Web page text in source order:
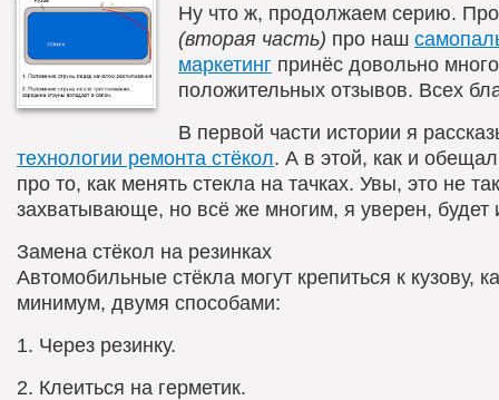
Ну что ж, продолжаем серию.
(вторая часть) про наш
маркетинг принёс довольно много
положительных отзывов. Всех
В первой части истории я
технологии ремонта стёкол. А в этой, как и
про то, как менять стекла на тачках. Увы, это не так
захватывающе, но всё же многим, я уверен, будет
Замена стёкол на резинках
Автомобильные стёкла могут крепиться к кузову,
минимум, двумя способами:
1. Через резинку.
2. Клеиться на герметик.